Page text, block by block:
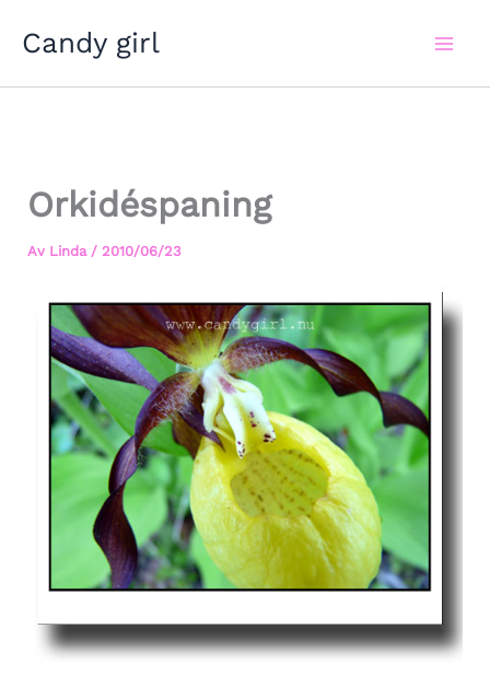
Candy girl
Orkidéspaning
Av Linda / 2010/06/23